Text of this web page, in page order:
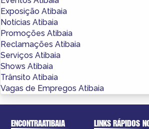
Exposição Atibaia
Notícias Atibaia
Promoções Atibaia
Reclamações Atibaia
Serviços Atibaia
Shows Atibaia
Trânsito Atibaia
Vagas de Empregos Atibaia
ENCONTRAATIBAIA LINKS RÁPIDOS